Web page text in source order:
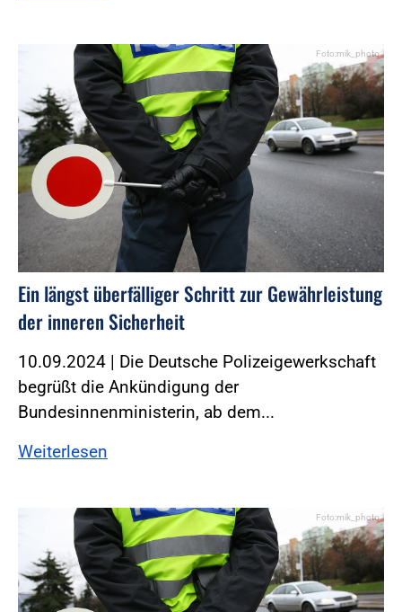
Foto:mik_photo
Ein längst überfälliger Schritt zur Gewährleistung
der inneren Sicherheit
10.09.2024 | Die Deutsche Polizeigewerkschaft
begrüßt die Ankündigung der
Bundesinnenministerin, ab dem...
Weiterlesen
Foto:mik_photo